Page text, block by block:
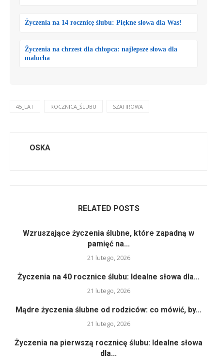
Życzenia na 14 rocznicę ślubu: Piękne słowa dla Was!
Życzenia na chrzest dla chłopca: najlepsze słowa dla
malucha
45_LAT ROCZNICA_ŚLUBU SZAFIROWA
OSKA
RELATED POSTS
Wzruszające życzenia ślubne, które zapadną w
pamięć na...
21 lutego, 2026
Życzenia na 40 rocznice ślubu: Idealne słowa dla...
21 lutego, 2026
Mądre życzenia ślubne od rodziców: co mówić, by...
21 lutego, 2026
Życzenia na pierwszą rocznicę ślubu: Idealne słowa
dla...